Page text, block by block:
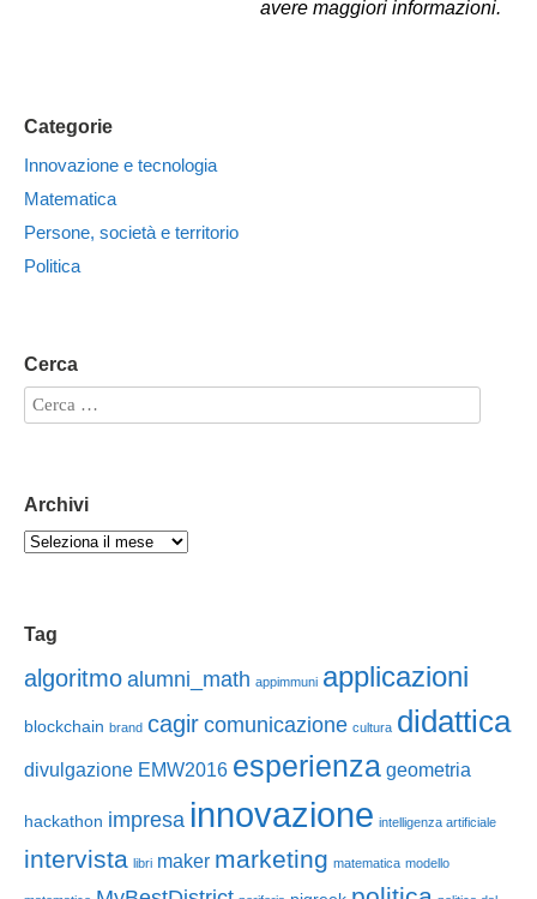
avere maggiori informazioni.
Categorie
Innovazione e tecnologia
Matematica
Persone, società e territorio
Politica
Cerca
Archivi
Tag
algoritmo alumni_math appimmuni applicazioni
blockchain brand cagir comunicazione cultura didattica
divulgazione EMW2016 esperienza geometria
hackathon impresa innovazione intelligenza artificiale
intervista libri maker marketing matematica modello